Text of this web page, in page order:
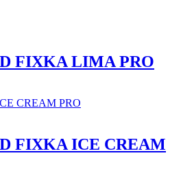
FIXKA LIMA PRO
FIXKA ICE CREAM